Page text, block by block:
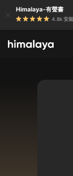
Himalaya-有聲書
4.8k 安裝